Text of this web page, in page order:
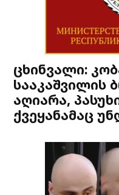
ცხინვალი:
სააკაშვილის
აღიარა,
ქვეყანამაც